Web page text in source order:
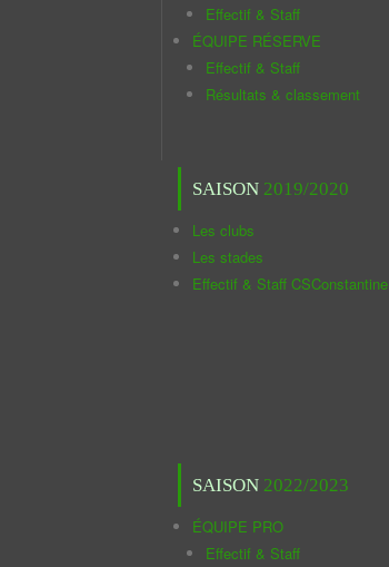
Effectif & Staff
ÉQUIPE RÉSERVE
Effectif & Staff
Résultats & classement
SAISON 2019/2020
Les clubs
Les stades
Effectif & Staff CSConstantine
SAISON 2022/2023
ÉQUIPE PRO
Effectif & Staff